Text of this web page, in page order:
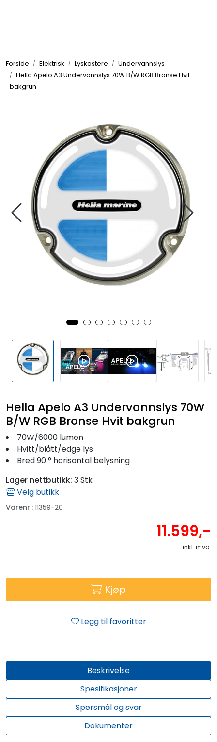
Forside Elektrisk Lyskastere
Undervannslys
Hella Apelo A3 Undervannslys 70W B/W RGB Bronse Hvit
bakgrun
Hella Apelo A3 Undervannslys 70W
B/W RGB Bronse Hvit bakgrun
70W/6000 lumen
Hvitt/blått/edge lys
Bred 90 ° horisontal belysning
Lager nettbutikk: 3 Stk
Velg butikk
Varenr.: 11359-20
11.599,-
inkl. mva.
Kjøp
Legg til favoritter
Beskrivelse
Spesifikasjoner
Spørsmål og svar
Dokumenter
Elektrisk
Motor/Styring
Fortøyning
Fritid/Sikkerhet
Båtpleie/Opplag
Outlet
Kampanje